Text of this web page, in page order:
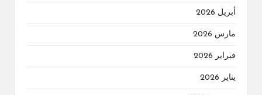
أبريل 2026
مارس 2026
فبراير 2026
يناير 2026